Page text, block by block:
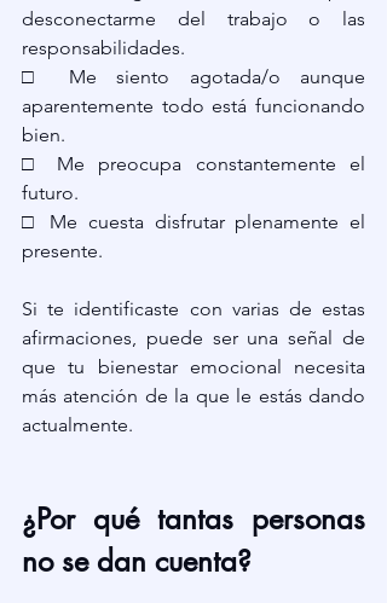
desconectarme del trabajo o las
responsabilidades.
□ Me siento agotada/o aunque
aparentemente todo está funcionando
bien.
□ Me preocupa constantemente el
futuro.
□ Me cuesta disfrutar plenamente el
presente.
Si te identificaste con varias de estas
afirmaciones, puede ser una señal de
que tu bienestar emocional necesita
más atención de la que le estás dando
actualmente.
¿Por qué tantas personas
no se dan cuenta?